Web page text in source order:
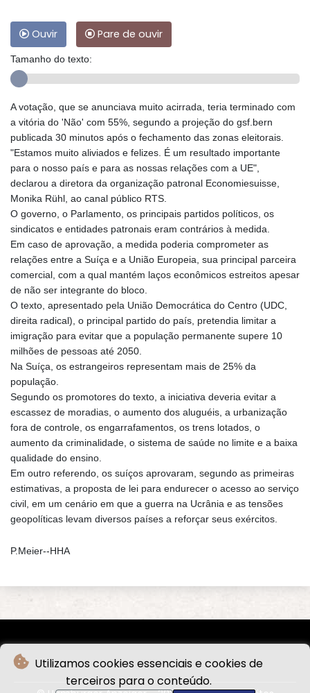
Utilizamos cookies essenciais e cookies de
terceiros para o conteúdo.
Ouvir Pare de ouvir
Tamanho do texto:
A votação, que se anunciava muito acirrada, teria terminado com
a vitória do 'Não' com 55%, segundo a projeção do gsf.bern
publicada 30 minutos após o fechamento das zonas eleitorais.
"Estamos muito aliviados e felizes. É um resultado importante
para o nosso país e para as nossas relações com a UE",
declarou a diretora da organização patronal Economiesuisse,
Monika Rühl, ao canal público RTS.
O governo, o Parlamento, os principais partidos políticos, os
sindicatos e entidades patronais eram contrários à medida.
Em caso de aprovação, a medida poderia comprometer as
relações entre a Suíça e a União Europeia, sua principal parceira
comercial, com a qual mantém laços econômicos estreitos apesar
de não ser integrante do bloco.
O texto, apresentado pela União Democrática do Centro (UDC,
direita radical), o principal partido do país, pretendia limitar a
imigração para evitar que a população permanente supere 10
milhões de pessoas até 2050.
Na Suíça, os estrangeiros representam mais de 25% da
população.
Segundo os promotores do texto, a iniciativa deveria evitar a
escassez de moradias, o aumento dos aluguéis, a urbanização
fora de controle, os engarrafamentos, os trens lotados, o
aumento da criminalidade, o sistema de saúde no limite e a baixa
qualidade do ensino.
Em outro referendo, os suíços aprovaram, segundo as primeiras
estimativas, a proposta de lei para endurecer o acesso ao serviço
civil, em um cenário em que a guerra na Ucrânia e as tensões
geopolíticas levam diversos países a reforçar seus exércitos.
P.Meier--HHA